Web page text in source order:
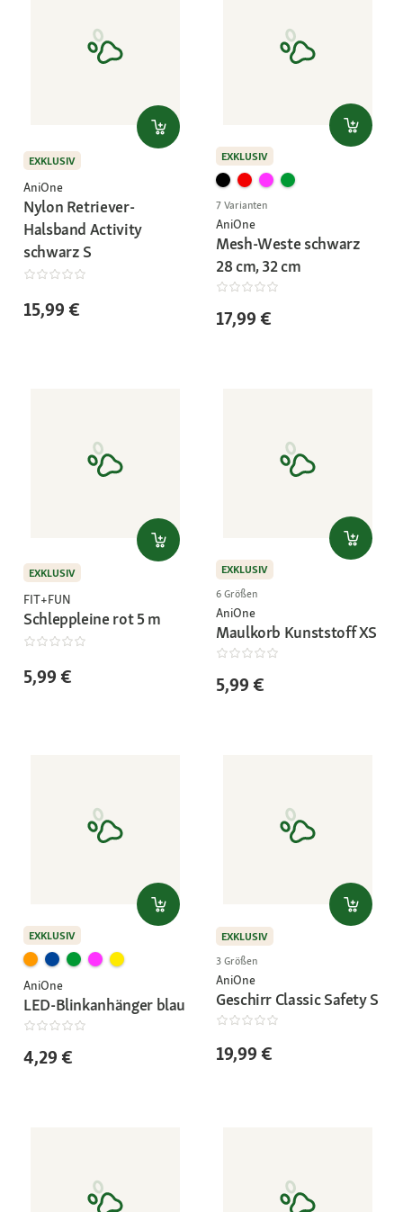
EXKLUSIV
AniOne
Nylon Retriever-
Halsband Activity
schwarz S
15,99 €
EXKLUSIV
7 Varianten
AniOne
Mesh-Weste schwarz
28 cm, 32 cm
17,99 €
EXKLUSIV
FIT+FUN
Schleppleine rot 5 m
5,99 €
EXKLUSIV
6 Größen
AniOne
Maulkorb Kunststoff XS
5,99 €
EXKLUSIV
AniOne
LED-Blinkanhänger blau
4,29 €
EXKLUSIV
3 Größen
AniOne
Geschirr Classic Safety S
19,99 €